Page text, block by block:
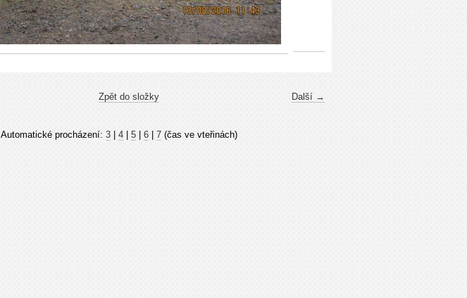
Další →
Zpět do složky
Automatické procházení: 3| 4| 5| 6| 7(čas ve vteřinách)